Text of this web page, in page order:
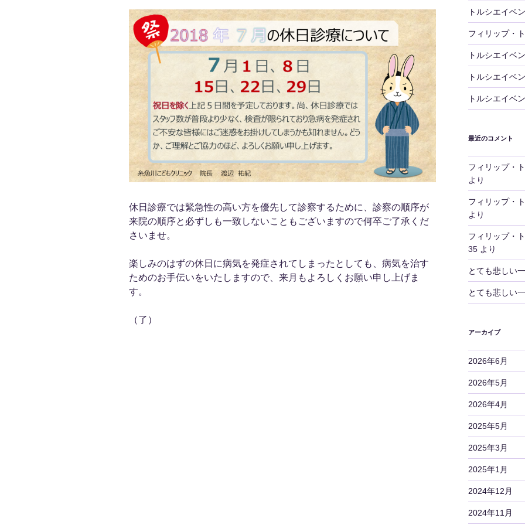
休日診療では緊急性の高い方を優先して診察するために、診察の順序が
来院の順序と必ずしも一致しないこともございますので何卒ご了承くだ
さいませ。
楽しみのはずの休日に病気を発症されてしまったとしても、病気を治す
ためのお手伝いをいたしますので、来月もよろしくお願い申し上げま
す。
（了）
トルシエイベ
フィリップ・
トルシエイベ
トルシエイベ
トルシエイベ
最近のコメント
フィリップ・
より
フィリップ・
より
フィリップ・
35より
とても悲しい
とても悲しい
アーカイブ
2026年6月
2026年5月
2026年4月
2025年5月
2025年3月
2025年1月
2024年12月
2024年11月